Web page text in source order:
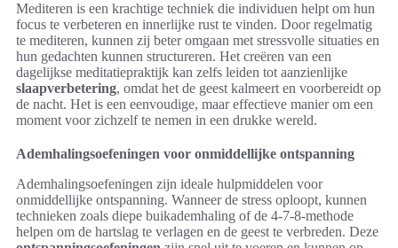
Mediteren is een krachtige techniek die individuen helpt om hun
focus te verbeteren en innerlijke rust te vinden. Door regelmatig
te mediteren, kunnen zij beter omgaan met stressvolle situaties en
hun gedachten kunnen structureren. Het creëren van een
dagelijkse meditatiepraktijk kan zelfs leiden tot aanzienlijke
slaapverbetering, omdat het de geest kalmeert en voorbereidt op
de nacht. Het is een eenvoudige, maar effectieve manier om een
moment voor zichzelf te nemen in een drukke wereld.
Ademhalingsoefeningen voor onmiddellijke ontspanning
Ademhalingsoefeningen zijn ideale hulpmiddelen voor
onmiddellijke ontspanning. Wanneer de stress oploopt, kunnen
technieken zoals diepe buikademhaling of de 4-7-8-methode
helpen om de hartslag te verlagen en de geest te verbreden. Deze